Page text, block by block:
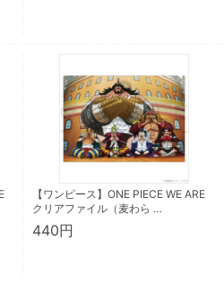
【ワンピース】ONE PIECE WE ARE
クリアファイル（麦わら …
440円